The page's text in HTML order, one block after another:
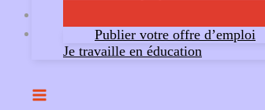
Publier votre offre d’emploi
Je travaille en éducation